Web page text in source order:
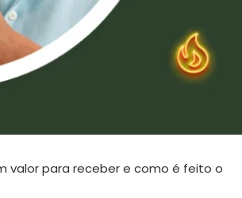
valor para receber e como é feito o